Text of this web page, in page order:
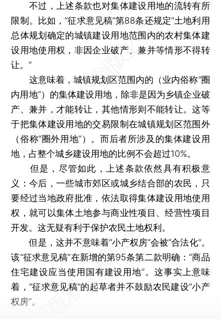
不过，上述条款也对集体建设用地的流转有所
限制。比如，“征求意见稿”第88条还规定“土地利用
总体规划确定的城镇建设用地范围内的农村集体建
设用地使用权，非因企业破产、兼并等情形不得转
让。”
这意味着，城镇规划区范围内的（业内俗称“圈
内用地”）的集体建设用地，除非是因为乡镇企业破
产、兼并，才能转让，其他情形则不能转让。这等
于把集体建设用地的交易限制在城镇规划区范围外
（俗称“圈外用地”）。而后者所涉及的集体建设用
地，占整个城乡建设用地的比例不会超过10%。
但是，尽管如此，上述条款依然具有积极意
义：今后，一些城市郊区或城乡结合部的农民，只
要经过当地政府批准，依法取得集体建设用地使用
权，就可以集体土地参与商业性项目、经营性项目
开发。这无疑有利于保护农民土地权利。
但是，这并不意味着“小产权房”会被“合法化”。
该“征求意见稿”在新增的第95条第二款明确：“商品
住宅建设应当使用国有建设用地”。这事实上意味
着，“征求意见稿”的起草者并不鼓励农民建设“小产
权房”。